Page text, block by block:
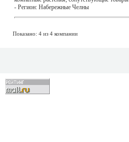
- Регион: Набережные Челны
Показано: 4 из 4 компании